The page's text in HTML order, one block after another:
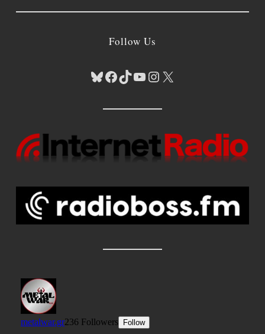
Follow Us